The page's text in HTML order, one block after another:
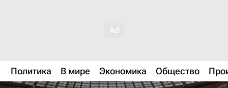
Политика В мире Экономика Общество